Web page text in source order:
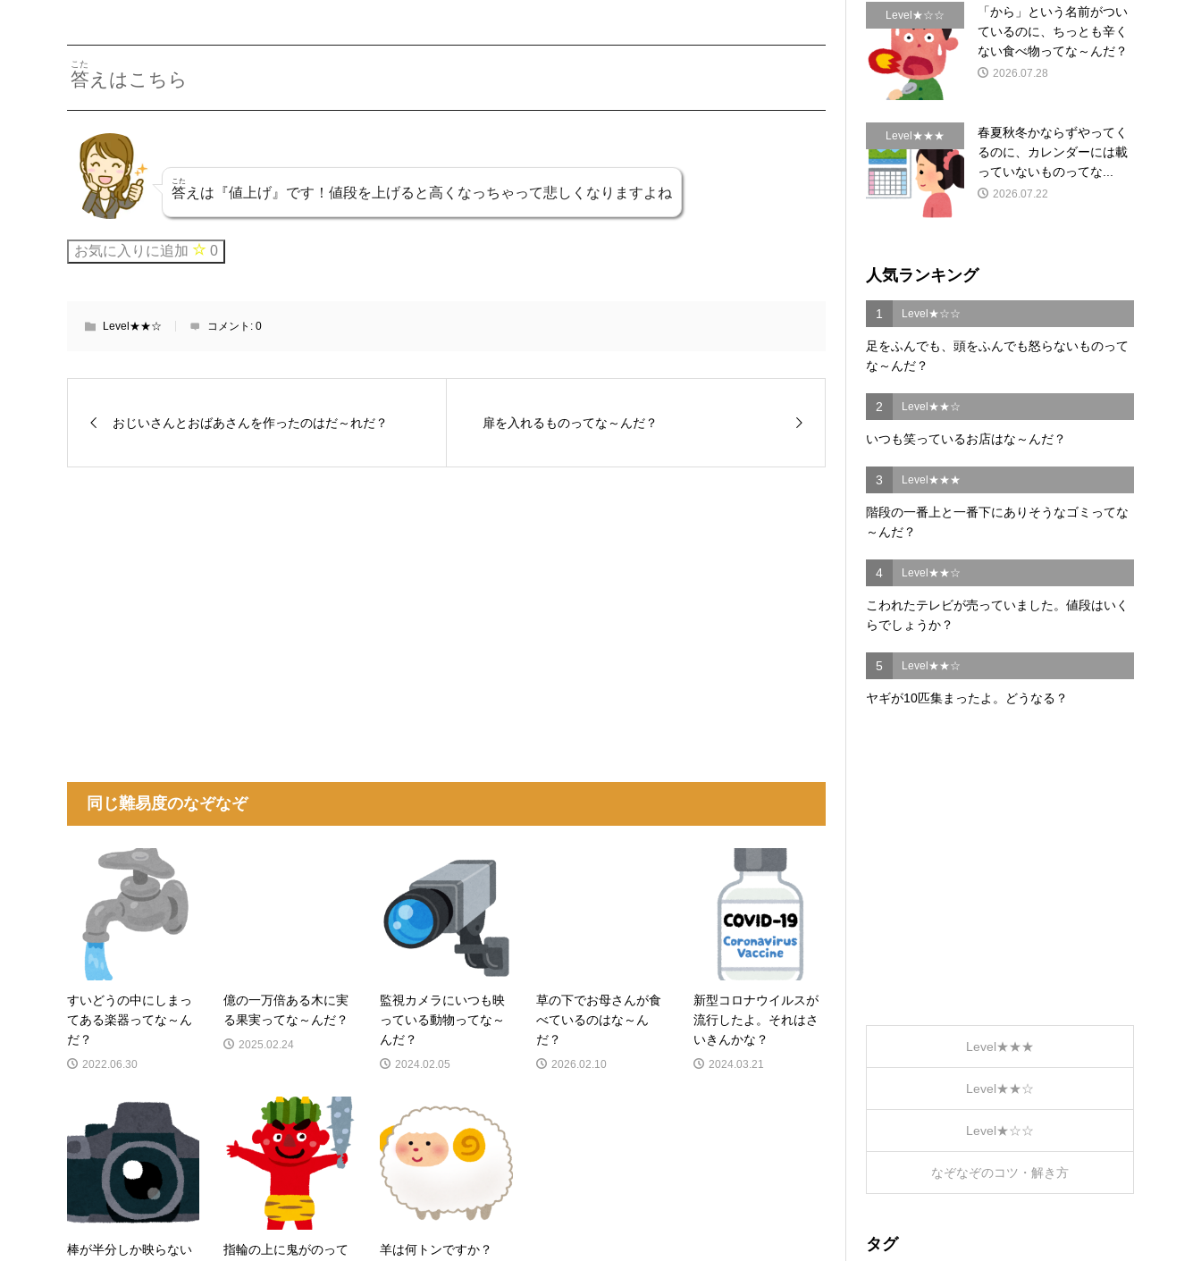
答
こた
えはこちら
答
こた
えは『値上げ』です！値段を上げると高くなっちゃって悲しくなりますよね
お気に入りに追加 0
Level★★☆ コメント: 0
おじいさんとおばあさんを作ったのはだ～れだ？ 扉を入れるものってな～んだ？
同じ難易度のなぞなぞ
すいどうの中にしまっ
てある楽器ってな～ん
だ？
2022.06.30
億の一万倍ある木に実
る果実ってな～んだ？
2025.02.24
監視カメラにいつも映
っている動物ってな～
んだ？
2024.02.05
草の下でお母さんが食
べているのはな～ん
だ？
2026.02.10
新型コロナウイルスが
流行したよ。それはさ
いきんかな？
2024.03.21
棒が半分しか映らない
指輪の上に鬼がのって
羊は何トンですか？
Level★☆☆
「から」という名前がつい
ているのに、ちっとも辛く
ない食べ物ってな～んだ？
2026.07.28
Level★★★
春夏秋冬かならずやってく
るのに、カレンダーには載
っていないものってな...
2026.07.22
人気ランキング
1 Level★☆☆
足をふんでも、頭をふんでも怒らないものって
な～んだ？
2 Level★★☆
いつも笑っているお店はな～んだ？
3 Level★★★
階段の一番上と一番下にありそうなゴミってな
～んだ？
4 Level★★☆
こわれたテレビが売っていました。値段はいく
らでしょうか？
5 Level★★☆
ヤギが10匹集まったよ。どうなる？
Level★★★
Level★★☆
Level★☆☆
なぞなぞのコツ・解き方
タグ